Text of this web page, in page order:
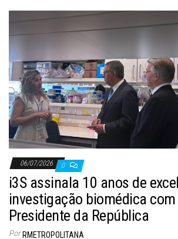
06/07/2026 0
i3S assinala 10 anos de
investigação biomédica
Presidente da República
Por RMETROPOLITANA